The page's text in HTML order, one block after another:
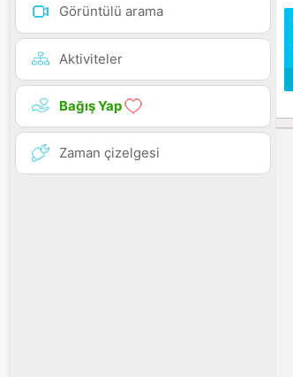
Görüntülü arama
Aktiviteler
Bağış Yap
Zaman çizelgesi